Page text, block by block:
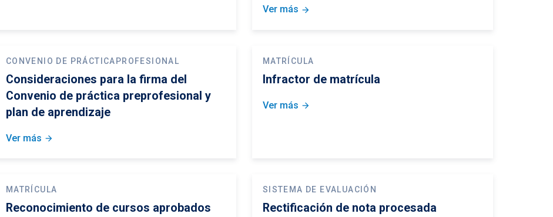
Ver más arrow_forward
CONVENIO DE PRÁCTICAPROFESIONAL
Consideraciones para la firma del
Convenio de práctica preprofesional y
plan de aprendizaje
Ver más arrow_forward
MATRÍCULA
Infractor de matrícula
Ver más arrow_forward
MATRÍCULA
Reconocimiento de cursos aprobados
SISTEMA DE EVALUACIÓN
Rectificación de nota procesada